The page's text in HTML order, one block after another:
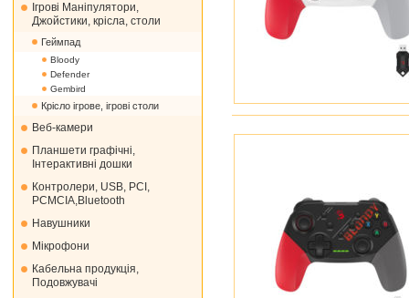
Ігрові Маніпулятори,
Джойстики, крісла, столи
Геймпад
Bloody
Defender
Gembird
Крісло ігрове, ігрові столи
Веб-камери
Планшети графічні,
Інтерактивні дошки
Контролери, USB, PCI,
PCMCIA,Bluetooth
Навушники
Мікрофони
Кабельна продукція,
Подовжувачі